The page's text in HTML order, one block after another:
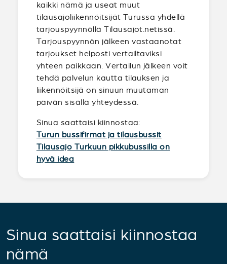
kaikki nämä ja useat muut
tilausajoliikennöitsijät Turussa yhdellä
tarjouspyynnöllä Tilausajot.netissä.
Tarjouspyynnön jälkeen vastaanotat
tarjoukset helposti vertailtaviksi
yhteen paikkaan. Vertailun jälkeen voit
tehdä palvelun kautta tilauksen ja
liikennöitsijä on sinuun muutaman
päivän sisällä yhteydessä.
Sinua saattaisi kiinnostaa:
Turun bussifirmat ja tilausbussit
Tilausajo Turkuun pikkubussilla on
hyvä idea
Sinua saattaisi kiinnostaa
nämä